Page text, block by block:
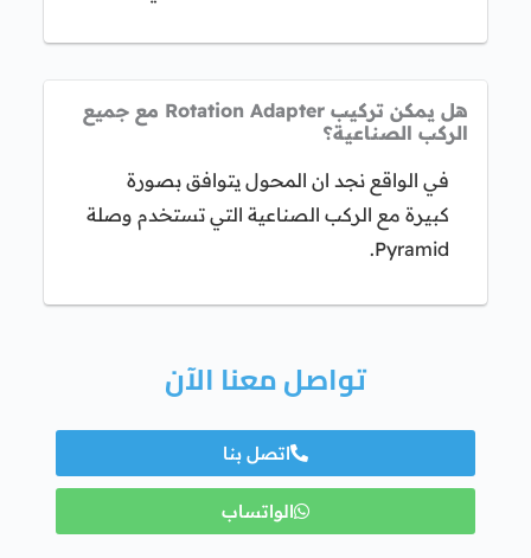
هل يمكن تركيب Rotation Adapter مع جميع
الركب الصناعية؟
في الواقع نجد ان المحول يتوافق بصورة
كبيرة مع الركب الصناعية التي تستخدم وصلة
Pyramid.
تواصل معنا الآن
اتصل بنا
الواتساب